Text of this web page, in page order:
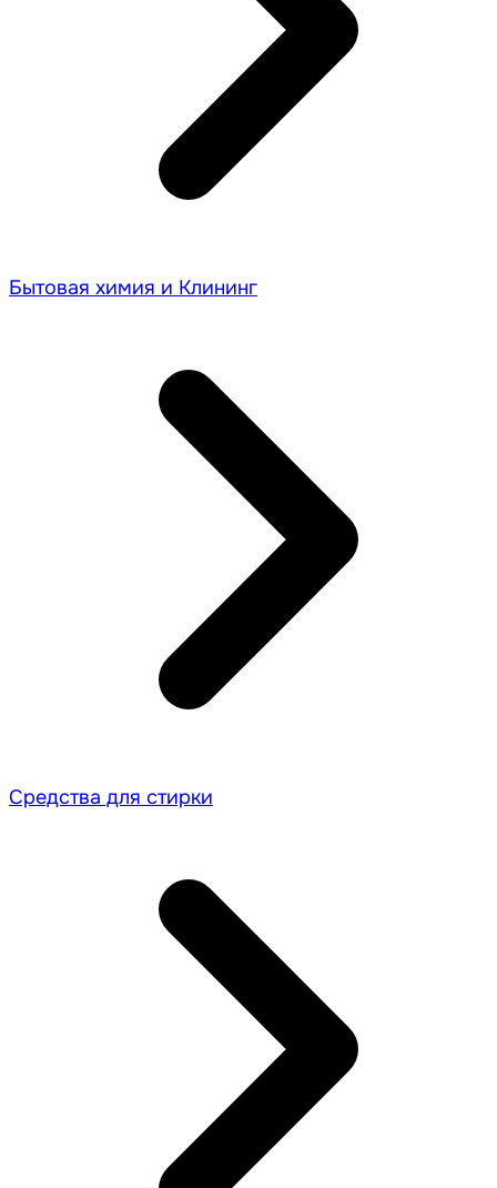
Бытовая химия и Клининг
Средства для стирки